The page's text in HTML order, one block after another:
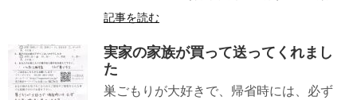
記事を読む
実家の家族が買って送ってくれまし
た
巣ごもりが大好きで、帰省時には、必ず